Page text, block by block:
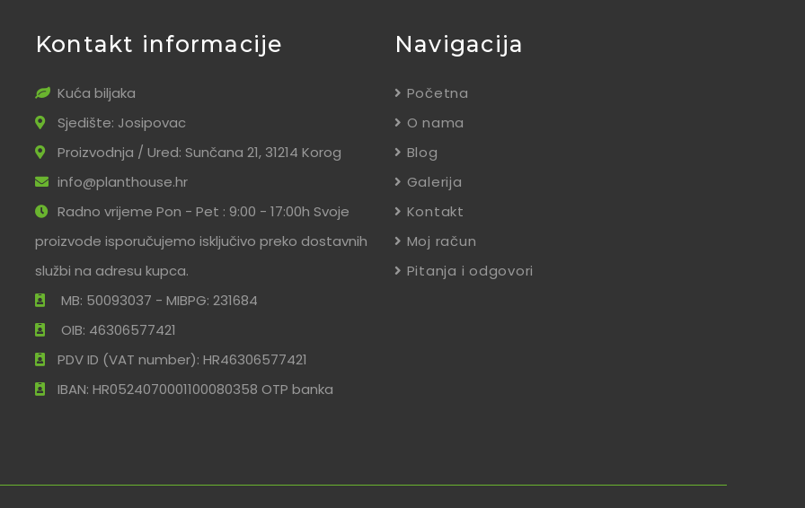
Kontakt informacije
Kuća biljaka
Sjedište: Josipovac
Proizvodnja / Ured: Sunčana 21, 31214 Korog
info@planthouse.hr
Radno vrijeme Pon - Pet : 9:00 - 17:00h Svoje
proizvode isporučujemo isključivo preko dostavnih
službi na adresu kupca.
MB: 50093037 - MIBPG: 231684
OIB: 46306577421
PDV ID (VAT number): HR46306577421
IBAN: HR0524070001100080358 OTP banka
Navigacija
Početna
O nama
Blog
Galerija
Kontakt
Moj račun
Pitanja i odgovori